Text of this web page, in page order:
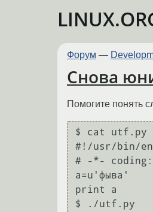
Форум —
Снова
Помогите понять
$ cat utf.py
#!/usr/bin/
# -*-
a=u'фыва'
print a
$ ./utf.py